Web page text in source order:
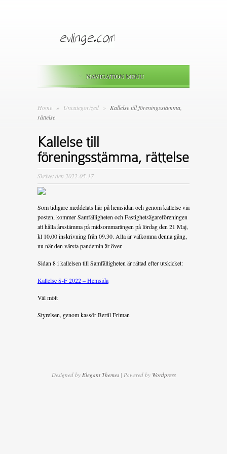
NAVIGATION MENU
Home » Uncategorized » Kallelse till föreningsstämma,
rättelse
Kallelse till
föreningsstämma, rättelse
Skrivet den 2022-05-17
Som tidigare meddelats här på hemsidan och genom kallelse via
posten, kommer Samfälligheten och Fastighetsägareföreningen
att hålla årsstämma på midsommarängen på lördag den 21 Maj,
kl 10.00 inskrivning från 09.30. Alla är välkomna denna gång,
nu när den värsta pandemin är över.
Sidan 8 i kallelsen till Samfälligheten är rättad efter utskicket:
Kallelse S-F 2022 – Hemsida
Väl mött
Styrelsen, genom kassör Bertil Friman
Designed by Elegant Themes| Powered by Wordpress